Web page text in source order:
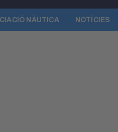
NÀUTICA NOTÍCIES